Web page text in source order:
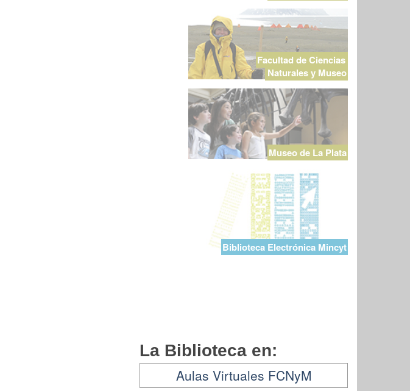
Facultad de Ciencias
Naturales y Museo
Museo de La Plata
Biblioteca Electrónica Mincyt
La Biblioteca en:
Aulas Virtuales FCNyM